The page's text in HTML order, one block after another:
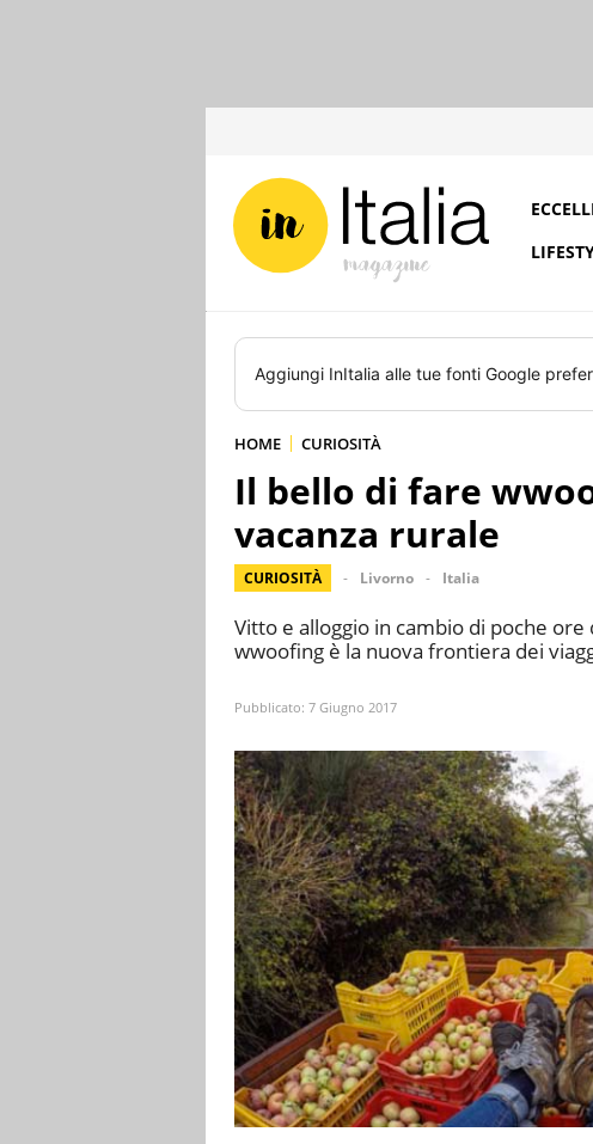
Aggiungi InItalia alle tue fonti Google
HOME CURIOSITÀ
Il bello di fare
vacanza rurale
CURIOSITÀ Livorno Italia
Vitto e alloggio in cambio di poche
wwoofing è la nuova frontiera dei
Pubblicato: 7 Giugno 2017